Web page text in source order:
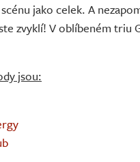
jako celek. A
zvyklí! V oblíbeném triu
jsou: